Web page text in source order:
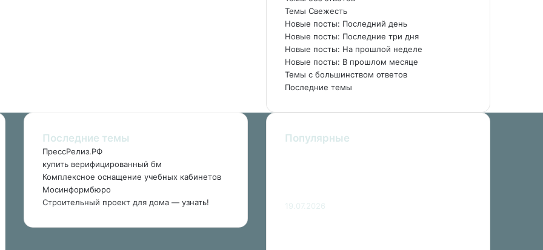
Темы Свежесть
Новые посты: Последний день
Новые посты: Последние три дня
Новые посты: На прошлой неделе
Новые посты: В прошлом месяце
Темы с большинством ответов
Последние темы
Последние темы
ПрессРелиз.РФ
купить верифицированный бм
Комплексное оснащение учебных кабинетов
Мосинформбюро
Строительный проект для дома — узнать!
Популярные
19.07.2026